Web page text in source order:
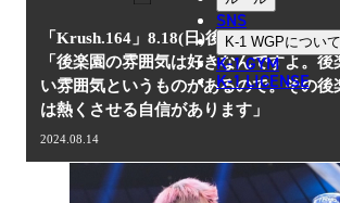
SNS
K-1 WGPについて
K-1 GYM
K-1 LICENSE
「Krush.164」8.18(日)後楽園＜インタ
「後楽園の雰囲気は好きなんですよ。
い雰囲気というものがあるので。その後
は熱くさせる自信があります」
2024.08.14